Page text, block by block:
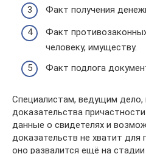
Факт получения
Факт
человеку, имуществу.
Факт подлога
Специалистам, ведущим дело,
доказательства
данные о свидетелях и
доказательств не хватит для
оно развалится ещё на стадии